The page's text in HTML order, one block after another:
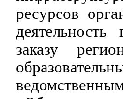
ресурсов
заказу